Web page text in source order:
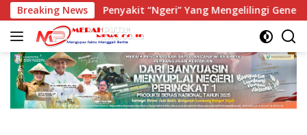
Langsung
ke
konten
Breaking News
Penyakit “Ngeri” Yang Mengelilingi Generasi